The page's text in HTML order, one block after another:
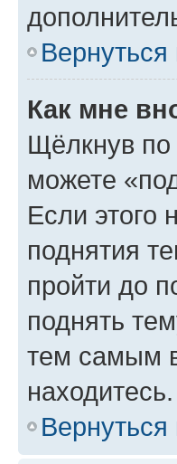
Вернуться
Как мне
Щёлкнув
можете
Если этого
поднятия
пройти до
поднять
тем самым
находитесь.
Вернуться